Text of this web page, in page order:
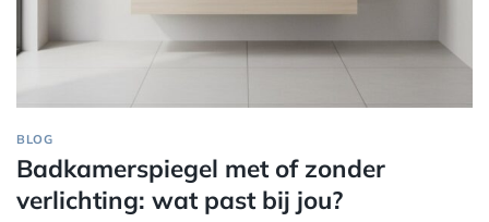
BLOG
Badkamerspiegel met of zonder
verlichting: wat past bij jou?